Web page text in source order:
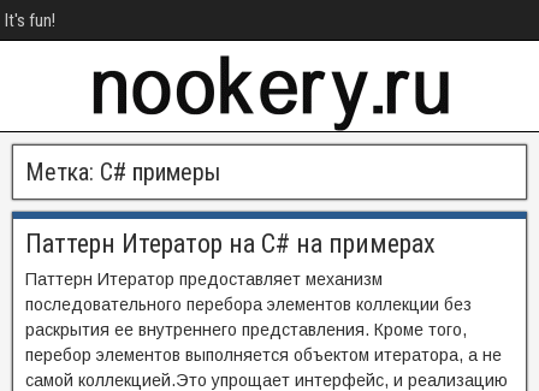
It's fun!
Метка: C# примеры
Паттерн Итератор на C# на примерах
Паттерн Итератор предоставляет механизм
последовательного перебора элементов коллекции без
раскрытия ее внутреннего представления. Кроме того,
перебор элементов выполняется объектом итератора, а не
самой коллекцией.Это упрощает интерфейс, и реализацию